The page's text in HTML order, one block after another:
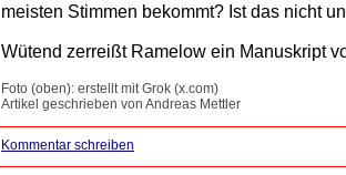
meisten Stimmen bekommt? Ist das nicht
Wütend zerreißt Ramelow ein Manuskript
Foto (oben): erstellt mit Grok (x.com)
Artikel geschrieben von Andreas Mettler
Kommentar schreiben